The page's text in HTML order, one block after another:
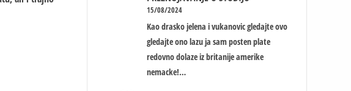
15/08/2024
Kao drasko jelena i vukanovic gledajte ovo
gledajte ono lazu ja sam posten plate
redovno dolaze iz britanije amerike
nemacke!…